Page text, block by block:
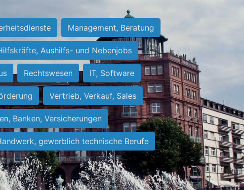
Management, Beratung
Aushilfs- und Nebenjobs
Rechtswesen IT, Software
Vertrieb, Verkauf, Sales
Banken, Versicherungen
gewerblich technische Berufe